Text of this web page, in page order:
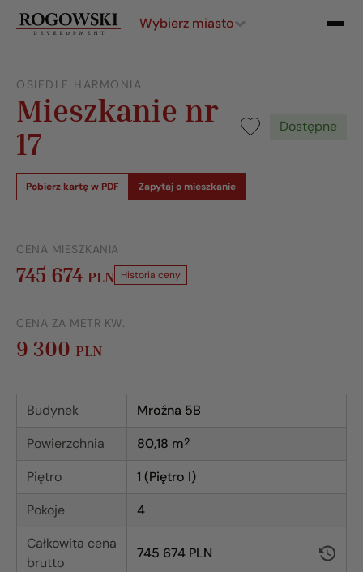
Wybierz miasto
OSIEDLE HARMONIA
Mieszkanie nr
17
Dostępne
Pobierz kartę w PDF Zapytaj o mieszkanie
CENA MIESZKANIA
745 674 PLN Historia ceny
CENA ZA METR KW.
9 300 PLN
Budynek
Mroźna 5B
Powierzchnia
80,18 m2
Piętro
1 (Piętro I)
Pokoje
4
Całkowita cena
brutto
745 674 PLN